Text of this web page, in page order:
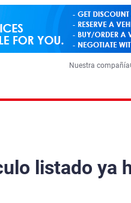
Nuestra compañía
listado ya